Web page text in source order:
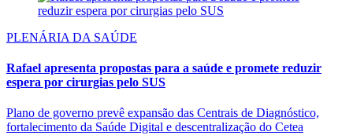
PLENÁRIA DA SAÚDE
Rafael apresenta propostas para a saúde e promete reduzir
espera por cirurgias pelo SUS
Plano de governo prevê expansão das Centrais de Diagnóstico,
fortalecimento da Saúde Digital e descentralização do Cetea